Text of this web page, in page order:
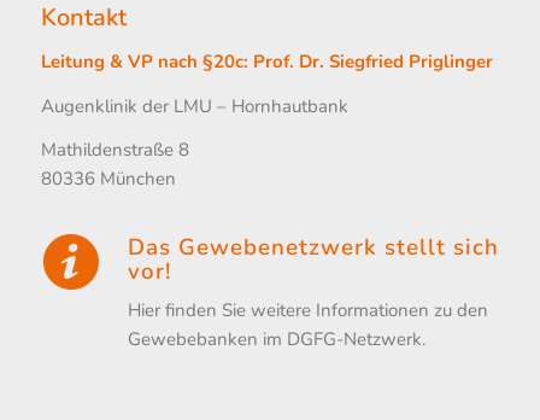
Kontakt
Leitung & VP nach §20c: Prof. Dr. Siegfried Priglinger
Augenklinik der LMU – Hornhautbank
Mathildenstraße 8
80336 München
Das Gewebenetzwerk stellt sich
vor!
Hier finden Sie weitere Informationen zu den
Gewebebanken im DGFG-Netzwerk.